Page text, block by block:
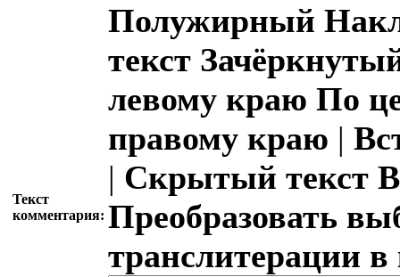
Текст
комментария:
Полужирный
текст
левому краю По
правому краю |
| Скрытый текст
Преобразовать
транслитерации